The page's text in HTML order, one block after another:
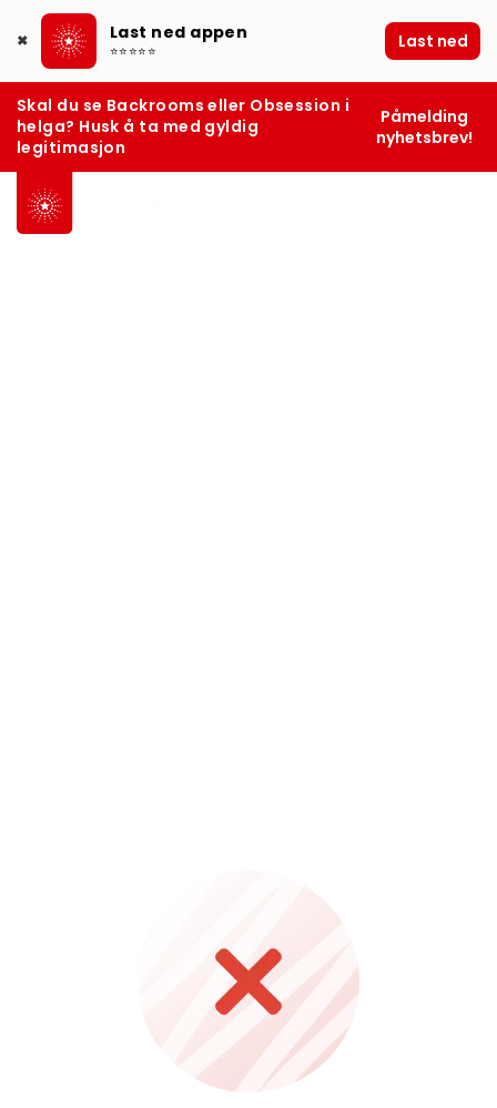
✖ Last ned appen
⭐⭐⭐⭐⭐ Last ned
Skal du se Backrooms eller Obsession i
helga? Husk å ta med gyldig
legitimasjon
Påmelding
nyhetsbrev!